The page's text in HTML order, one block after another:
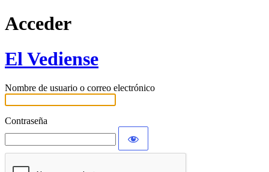
Acceder
El Vediense
Nombre de usuario o correo electrónico
Contraseña